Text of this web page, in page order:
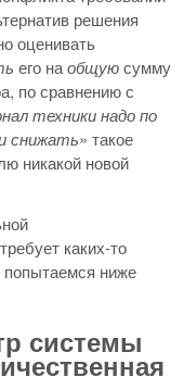
решения
оценивать
его наобщуюсумму
по сравнению с
техники надо по
снижать» такое
никакой новой
каких-то
ниже
системы